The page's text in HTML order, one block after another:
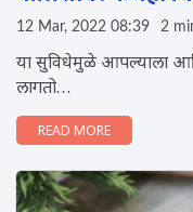
12 Mar, 2022 08:39 2
या सुविधेमुळे आपल्याला
लागतो…
READ MORE